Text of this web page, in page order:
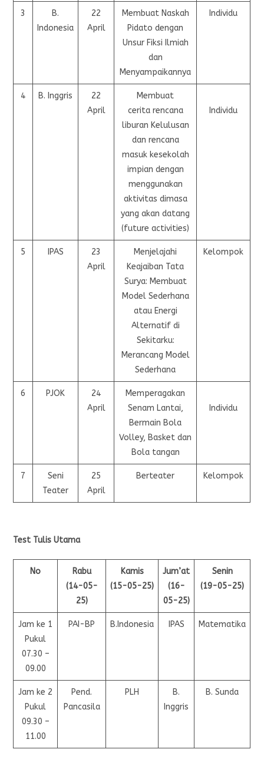
3
B.
Indonesia
22
April
Membuat Naskah
Pidato dengan
Unsur Fiksi Ilmiah
dan
Menyampaikannya
Individu
4 B. Inggris
22
April
Membuat
cerita rencana
liburan Kelulusan
dan rencana
masuk kesekolah
impian dengan
menggunakan
aktivitas dimasa
yang akan datang
(future activities)
Individu
5 IPAS
23
April
Menjelajahi
Keajaiban Tata
Surya: Membuat
Model Sederhana
atau Energi
Alternatif di
Sekitarku:
Merancang Model
Sederhana
Kelompok
6 PJOK
24
April
Memperagakan
Senam Lantai,
Bermain Bola
Volley, Basket dan
Bola tangan
Individu
7
Seni
Teater
25
April
Berteater Kelompok
Test Tulis Utama
No
Rabu
(14-05-
25)
Kamis
(15-05-25)
Jum’at
(16-
05-25)
Senin
(19-05-25)
Jam ke 1
Pukul
07.30 –
09.00
PAI-BP B.Indonesia IPAS Matematika
Jam ke 2
Pukul
09.30 –
11.00
Pend.
Pancasila
PLH
B.
Inggris
B. Sunda